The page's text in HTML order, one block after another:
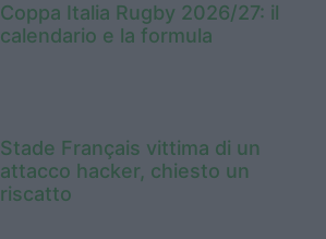
Coppa Italia Rugby 2026/27: il
calendario e la formula
Stade Français vittima di un
attacco hacker, chiesto un
riscatto